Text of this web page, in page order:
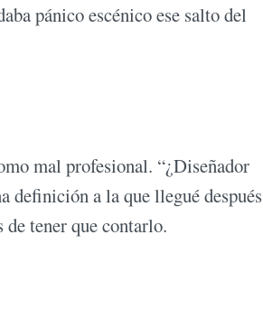
pánico escénico ese salto del
mal profesional. “¿Diseñador
definición a la que llegué después
de tener que contarlo.